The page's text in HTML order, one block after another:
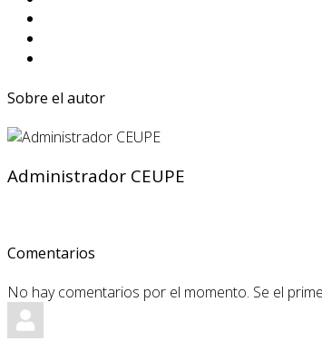
Sobre el autor
Administrador CEUPE
Comentarios
No hay comentarios por el momento. Se el